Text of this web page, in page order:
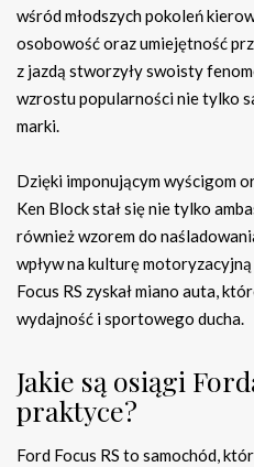
wśród młodszych pokoleń
osobowość oraz umiejętność
z jazdą stworzyły swoisty
wzrostu popularności nie tylko
marki.
Dzięki imponującym wyścigom
Ken Block stał się nie tylko
również wzorem do
wpływ na kulturę
Focus RS zyskał miano auta,
wydajność i sportowego ducha.
Jakie są osiągi
praktyce?
Ford Focus RS to samochód,